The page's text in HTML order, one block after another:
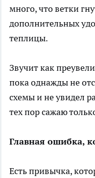
много, что ветки
дополнительных
теплицы.
Звучит как
пока однажды не
схемы и не увидел
тех пор сажаю
Главная ошибка,
Есть привычка,